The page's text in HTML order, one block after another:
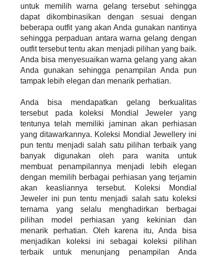
untuk memilih warna gelang tersebut sehingga
dapat dikombinasikan dengan sesuai dengan
beberapa outfit yang akan Anda gunakan nantinya
sehingga perpaduan antara warna gelang dengan
outfit tersebut tentu akan menjadi pilihan yang baik.
Anda bisa menyesuaikan warna gelang yang akan
Anda gunakan sehingga penampilan Anda pun
tampak lebih elegan dan menarik perhatian.
Anda bisa mendapatkan gelang berkualitas
tersebut pada koleksi Mondial Jeweler yang
tentunya telah memiliki jaminan akan perhiasan
yang ditawarkannya. Koleksi Mondial Jewellery ini
pun tentu menjadi salah satu pilihan terbaik yang
banyak digunakan oleh para wanita untuk
membuat penampilannya menjadi lebih elegan
dengan memilih berbagai perhiasan yang terjamin
akan keasliannya tersebut. Koleksi Mondial
Jeweler ini pun tentu menjadi salah satu koleksi
ternama yang selalu menghadirkan berbagai
pilihan model perhiasan yang kekinian dan
menarik perhatian. Oleh karena itu, Anda bisa
menjadikan koleksi ini sebagai koleksi pilihan
terbaik untuk menunjang penampilan Anda